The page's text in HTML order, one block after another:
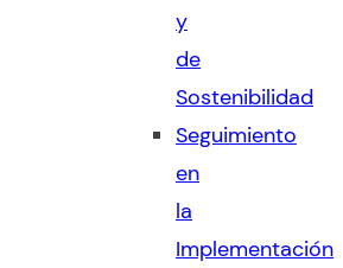
y
de
Sostenibilidad
Seguimiento
en
la
Implementación